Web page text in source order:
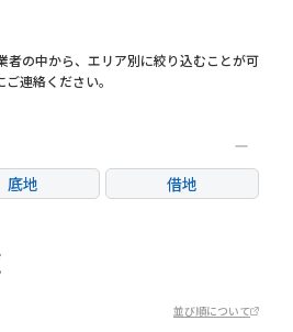
の中から、エリア別に絞り込むことが可
連絡ください。
底地
借地
並び順について